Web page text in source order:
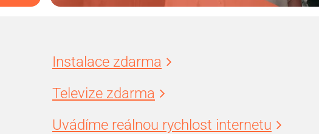
Instalace zdarma
Televize zdarma
Uvádíme reálnou rychlost internetu